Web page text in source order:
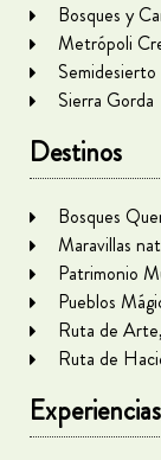
Bosques y
Metrópoli
Semidesierto
Sierra Gorda
Destinos
Bosques
Maravillas
Patrimonio
Pueblos
Ruta de
Ruta de
Experiencias